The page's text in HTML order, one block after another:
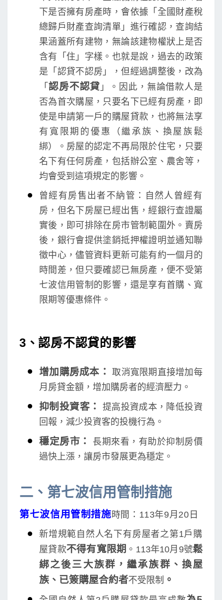
下是否擁有房產時，會依據「全國財產稅
總歸戶財產查詢清單」進行確認，查詢結
果涵蓋所有建物，無論該建物權狀上是否
含有「住」字樣。也就是說，過去的政策
是「認貸不認房」，但經過調整後，改為
「 認房不認貸 」。因此，無論借款人是
否為首次購屋，只要名下已經有房產，即
使是申請第一戶的購屋貸款，也將無法享
有寬限期的優惠（繼承族、換屋族鬆
綁）。房屋的認定不再局限於住宅，只要
名下有任何房產，包括辦公室、農舍等，
均會受到這項規定的影響。
曾經有房售出者不納管：自然人曾經有
房，但名下房屋已經出售，經銀行查證屬
實後，即可排除在房市管制範圍外。賣房
後，銀行會提供塗銷抵押權證明並通知聯
徵中心，儘管資料更新可能有約一個月的
時間差，但只要確認已無房產，便不受第
七波信用管制的影響，還是享有首購、寬
限期等優惠條件。
3、 認房不認貸的影響
增加購房成本：
取消寬限期直接增加每
月房貸金額，增加購房者的經濟壓力。
抑制投資客：
提高投資成本，降低投資
回報，減少投資客的投機行為。
穩定房市：
長期來看，有助於抑制房價
過快上漲，讓房市發展更為穩定。
二、第七波信用管制措施
第七波信用管制措施時間：113年9月20日
新增規範自然人名下有房屋者之第1戶購
屋貸款不得有寬限期 。113年10月9號鬆
綁之後三大族群，繼承族群、換屋
族、已簽購屋合約者不受限制 。